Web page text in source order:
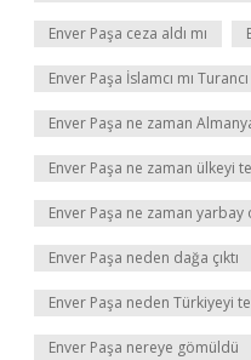
Enver Paşa ceza aldı mı
Enver Paşa İslamcı mı Turancı
Enver Paşa ne zaman
Enver Paşa ne zaman ülkeyi
Enver Paşa ne zaman yarbay
Enver Paşa neden dağa çıktı
Enver Paşa neden Türkiyeyi
Enver Paşa nereye gömüldü